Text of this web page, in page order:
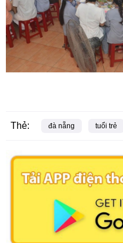
Thẻ: đà nẵng tuổi trẻ